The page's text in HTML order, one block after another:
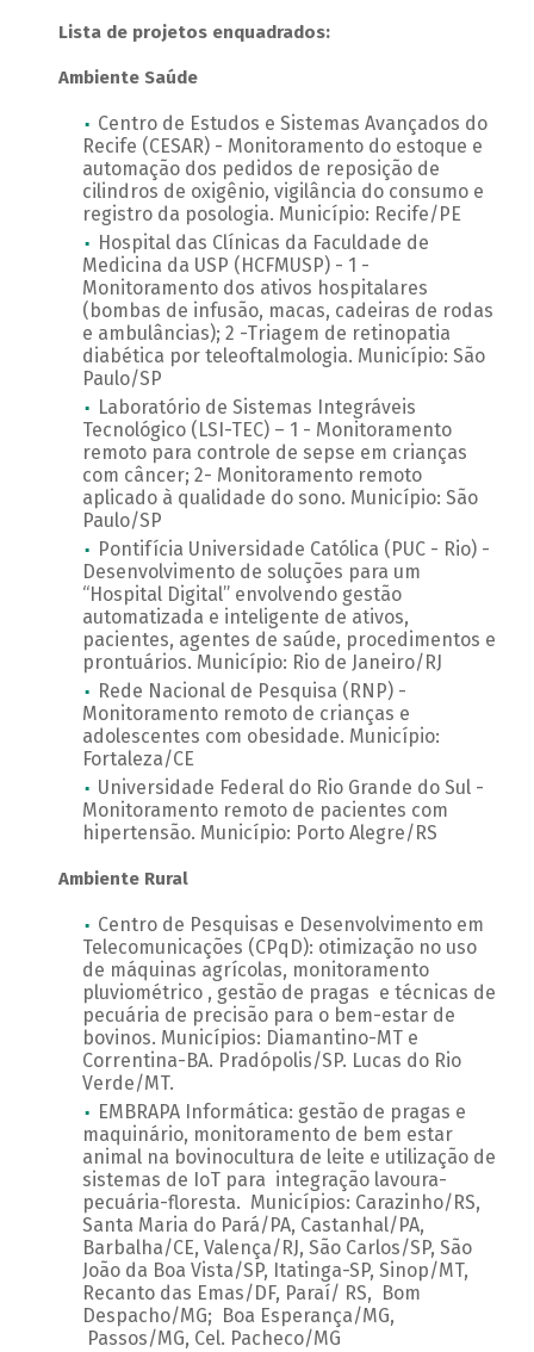
Lista de projetos enquadrados:
Ambiente Saúde
Centro de Estudos e Sistemas Avançados do
Recife (CESAR) - Monitoramento do estoque e
automação dos pedidos de reposição de
cilindros de oxigênio, vigilância do consumo e
registro da posologia. Município: Recife/PE
Hospital das Clínicas da Faculdade de
Medicina da USP (HCFMUSP) - 1 -
Monitoramento dos ativos hospitalares
(bombas de infusão, macas, cadeiras de rodas
e ambulâncias); 2 -Triagem de retinopatia
diabética por teleoftalmologia. Município: São
Paulo/SP
Laboratório de Sistemas Integráveis
Tecnológico (LSI-TEC) – 1 - Monitoramento
remoto para controle de sepse em crianças
com câncer; 2- Monitoramento remoto
aplicado à qualidade do sono. Município: São
Paulo/SP
Pontifícia Universidade Católica (PUC - Rio) -
Desenvolvimento de soluções para um
“Hospital Digital” envolvendo gestão
automatizada e inteligente de ativos,
pacientes, agentes de saúde, procedimentos e
prontuários. Município: Rio de Janeiro/RJ
Rede Nacional de Pesquisa (RNP) -
Monitoramento remoto de crianças e
adolescentes com obesidade. Município:
Fortaleza/CE
Universidade Federal do Rio Grande do Sul -
Monitoramento remoto de pacientes com
hipertensão. Município: Porto Alegre/RS
Ambiente Rural
Centro de Pesquisas e Desenvolvimento em
Telecomunicações (CPqD): otimização no uso
de máquinas agrícolas, monitoramento
pluviométrico , gestão de pragas e técnicas de
pecuária de precisão para o bem-estar de
bovinos. Municípios: Diamantino-MT e
Correntina-BA. Pradópolis/SP. Lucas do Rio
Verde/MT.
EMBRAPA Informática: gestão de pragas e
maquinário, monitoramento de bem estar
animal na bovinocultura de leite e utilização de
sistemas de IoT para integração lavoura-
pecuária-floresta. Municípios: Carazinho/RS,
Santa Maria do Pará/PA, Castanhal/PA,
Barbalha/CE, Valença/RJ, São Carlos/SP, São
João da Boa Vista/SP, Itatinga-SP, Sinop/MT,
Recanto das Emas/DF, Paraí/ RS, Bom
Despacho/MG; Boa Esperança/MG,
Passos/MG, Cel. Pacheco/MG